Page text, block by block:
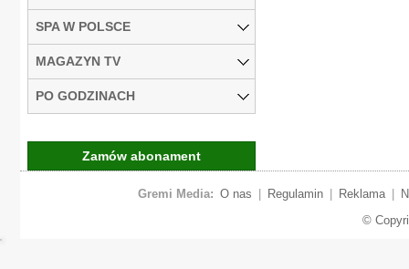
SPA W POLSCE
MAGAZYN TV
PO GODZINACH
Zamów abonament
Gremi Media: O nas Regulamin Reklama
©